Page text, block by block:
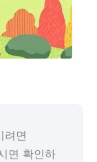
려면
면 확인하